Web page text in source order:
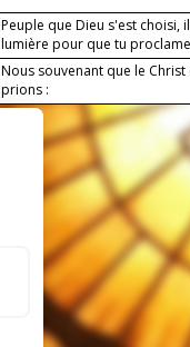
Peuple que Dieu s'est choisi,
lumière pour que tu
Nous souvenant que le
prions :